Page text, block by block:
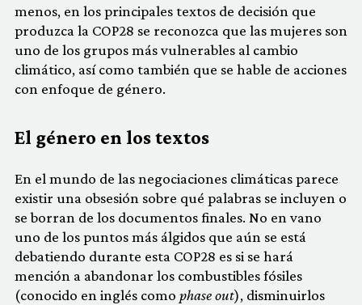
menos, en los principales textos de decisión que
produzca la COP28 se reconozca que las mujeres son
uno de los grupos más vulnerables al cambio
climático, así como también que se hable de acciones
con enfoque de género.
El género en los textos
En el mundo de las negociaciones climáticas parece
existir una obsesión sobre qué palabras se incluyen o
se borran de los documentos finales. No en vano
uno de los puntos más álgidos que aún se está
debatiendo durante esta COP28 es si se hará
mención a abandonar los combustibles fósiles
(conocido en inglés como phase out), disminuirlos